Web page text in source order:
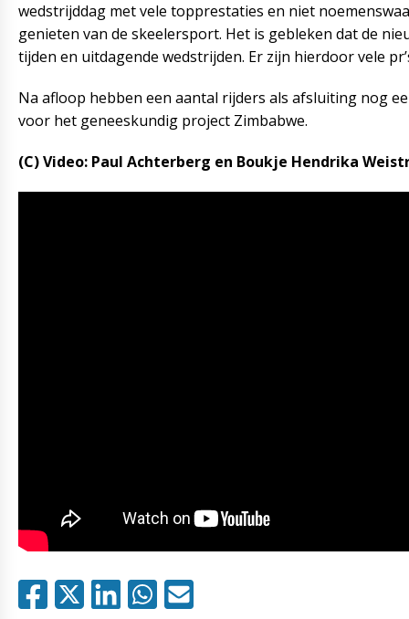
wedstrijddag met vele topprestaties en niet
genieten van de skeelersport. Het is gebleken dat de
tijden en uitdagende wedstrijden. Er zijn hierdoor vele
Na afloop hebben een aantal rijders als afsluiting nog
voor het geneeskundig project Zimbabwe.
(C) Video: Paul Achterberg en Boukje Hendrika